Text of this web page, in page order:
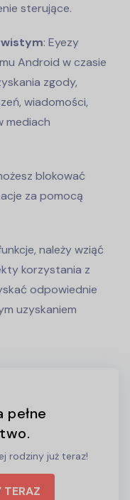
sterujące.
: Eyezy
Android w czasie
zgody,
wiadomości,
mediach
blokować
za pomocą
należy wziąć
korzystania z
odpowiednie
uzyskaniem
pełne
rodziny już teraz!
TERAZ